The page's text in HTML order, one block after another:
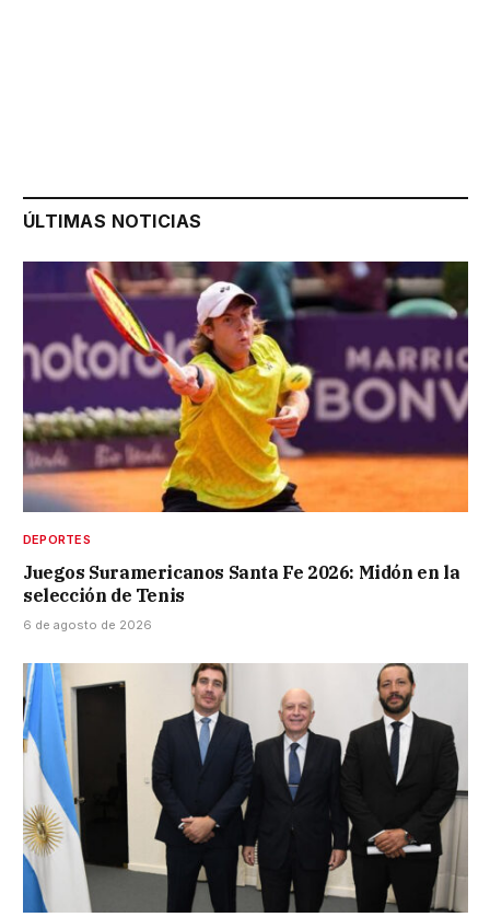
ÚLTIMAS NOTICIAS
DEPORTES
Juegos Suramericanos Santa Fe 2026: Midón en la
selección de Tenis
6 de agosto de 2026